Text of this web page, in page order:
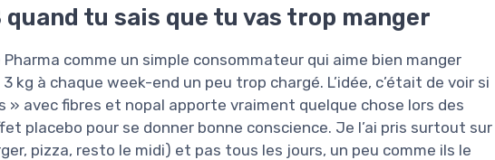
tu sais que tu vas trop manger
comme un simple consommateur qui aime bien manger
kg à chaque week-end un peu trop chargé. L’idée, c’était de voir si
» avec fibres et nopal apporte vraiment quelque chose lors des
placebo pour se donner bonne conscience. Je l’ai pris surtout sur
pizza, resto le midi) et pas tous les jours, un peu comme ils le